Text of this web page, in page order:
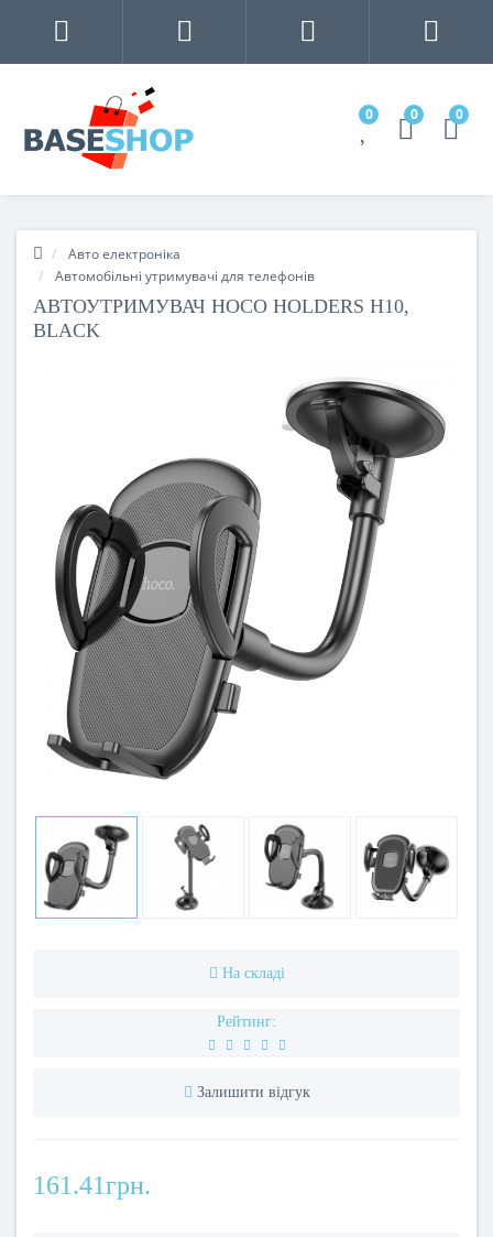
0 0 0
Авто електроніка
Автомобільні утримувачі для телефонів
АВТОУТРИМУВАЧ HOCO HOLDERS H10,
BLACK
На складі
Рейтинг:
Залишити відгук
161.41грн.